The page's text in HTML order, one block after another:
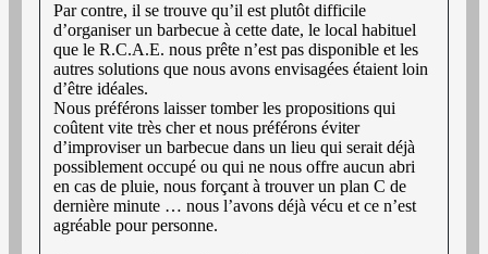
Par contre, il se trouve qu’il est plutôt difficile
d’organiser un barbecue à cette date, le local habituel
que le R.C.A.E. nous prête n’est pas disponible et les
autres solutions que nous avons envisagées étaient loin
d’être idéales.
Nous préférons laisser tomber les propositions qui
coûtent vite très cher et nous préférons éviter
d’improviser un barbecue dans un lieu qui serait déjà
possiblement occupé ou qui ne nous offre aucun abri
en cas de pluie, nous forçant à trouver un plan C de
dernière minute … nous l’avons déjà vécu et ce n’est
agréable pour personne.